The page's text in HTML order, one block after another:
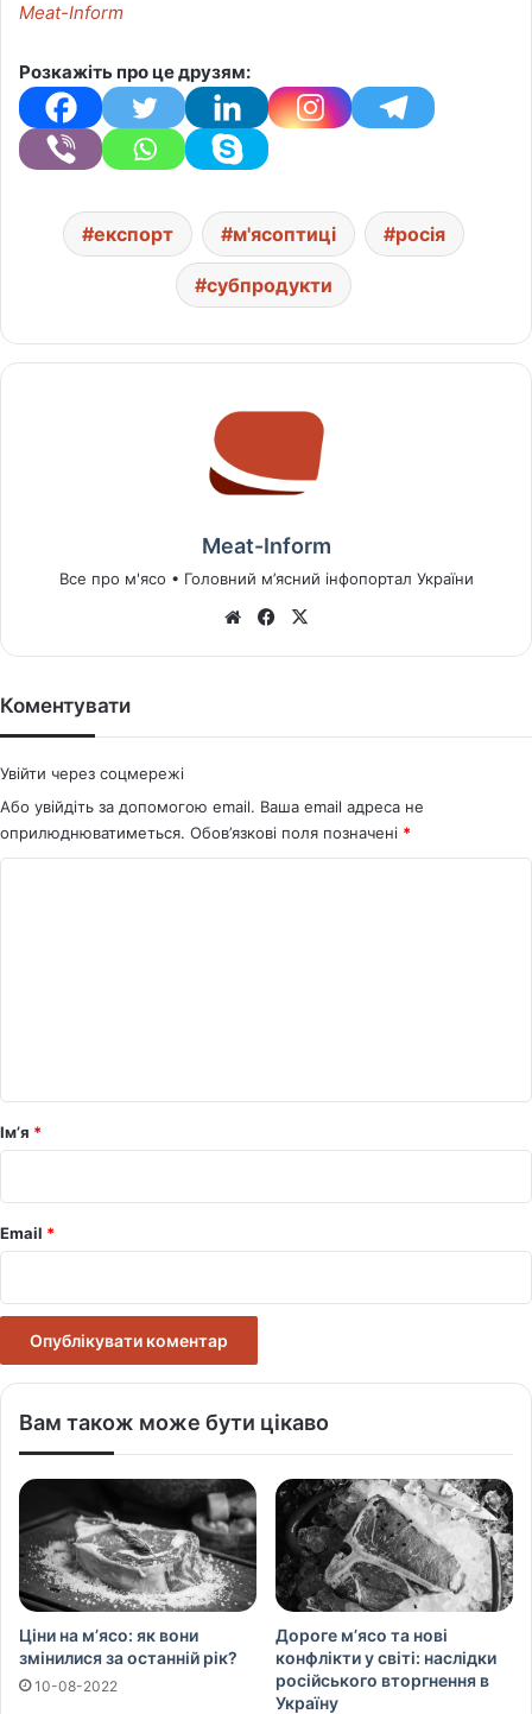
Meat-Inform
Розкажіть про це друзям:
експорт м'ясоптиці росія
субпродукти
Meat-Inform
Все про м'ясо • Головний м’ясний інфопортал України
We
Fa
Коментувати
Увійти через соцмережі
Або увійдіть за допомогою email. Ваша email адреса не
оприлюднюватиметься. Обов’язкові поля позначені *
р
*
Ім’я *
Email *
Вам також може бути цікаво
Ціни на м’ясо: як вони
змінилися за останній рік?
10-08-2022
Дороге м’ясо та нові
конфлікти у світі: наслідки
російського вторгнення в
Україну